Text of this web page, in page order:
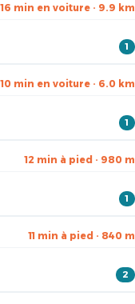
16 min en voiture · 9.9 km
1
10 min en voiture · 6.0 km
1
12 min à pied · 980 m
1
11 min à pied · 840 m
2